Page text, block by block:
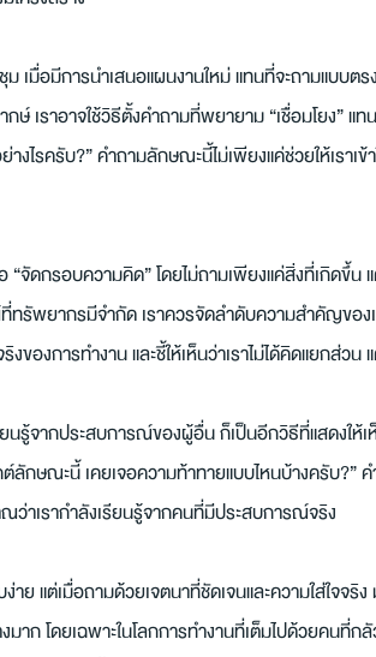
เมื่อมีการนำเสนอแผนงานใหม่ แทนที่จะถามแบบตร
ษ์ เราอาจใช้วิธีตั้งคำถามที่พยายาม “เชื่อมโยง” แ
ไรครับ?” คำถามลักษณะนี้ไม่เพียงแค่ช่วยให้เราเข้
จัดกรอบความคิด” โดยไม่ถามเพียงแค่สิ่งที่เกิดขึ้น
ทรัพยากรมีจำกัด เราควรจัดลำดับความสำคัญของ
ของการทำงาน และชี้ให้เห็นว่าเราไม่ได้คิดแยกส่วน
นรู้จากประสบการณ์ของผู้อื่น ก็เป็นอีกวิธีที่แสดงใ
กษณะนี้ เคยเจอความท้าทายแบบไหนบ้างครับ?”
าเรากำลังเรียนรู้จากคนที่มีประสบการณ์จริง
ย แต่เมื่อถามด้วยเจตนาที่ชัดเจนและความใส่ใจจ
ก โดยเฉพาะในโลกการทำงานที่เต็มไปด้วยคนที่กลั